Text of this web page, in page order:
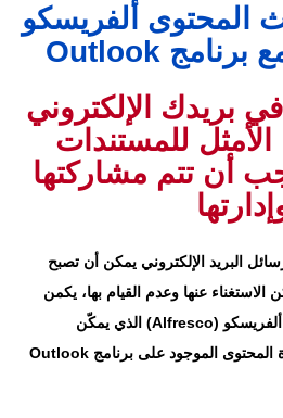
ألفريسكو
بريدك الإلكتروني
للمستندات
أن تتم مشاركتها
البريد الإلكتروني يمكن أن تصبح
عنها وعدم القيام بها، يكمن
الحل في محرك بحث المحتوى ألفريسكو (Alfresco) الذي يمكّن